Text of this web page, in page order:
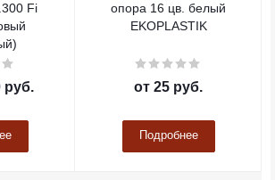
Fi
руб.
опора 16 цв. белый
EKOPLASTIK
от 25 руб.
Подробнее